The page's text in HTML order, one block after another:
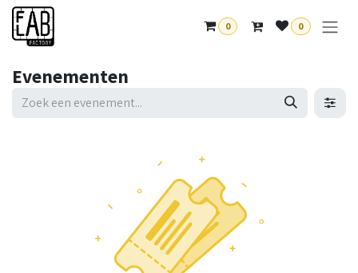
Overslaan naar inhoud
0 0
Evenementen